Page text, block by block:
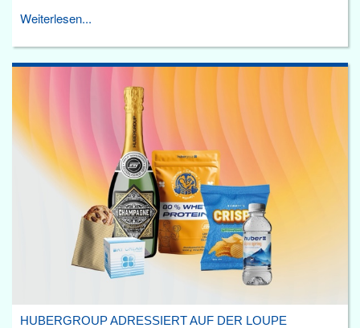
Weiterlesen...
HUBERGROUP ADRESSIERT AUF DER LOUPE